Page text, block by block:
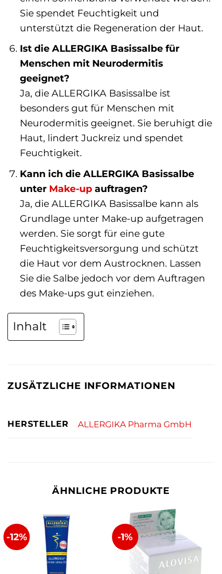
Sie spendet Feuchtigkeit und
unterstützt die Regeneration der Haut.
Ist die ALLERGIKA Basissalbe für
Menschen mit Neurodermitis
geeignet?
Ja, die ALLERGIKA Basissalbe ist
besonders gut für Menschen mit
Neurodermitis geeignet. Sie beruhigt die
Haut, lindert Juckreiz und spendet
Feuchtigkeit.
Kann ich die ALLERGIKA Basissalbe
unter Make-upauftragen?
Ja, die ALLERGIKA Basissalbe kann als
Grundlage unter Make-up aufgetragen
werden. Sie sorgt für eine gute
Feuchtigkeitsversorgung und schützt
die Haut vor dem Austrocknen. Lassen
Sie die Salbe jedoch vor dem Auftragen
des Make-ups gut einziehen.
Inhalt
ZUSÄTZLICHE INFORMATIONEN
HERSTELLER ALLERGIKA Pharma GmbH
ÄHNLICHE PRODUKTE
-12% -1%